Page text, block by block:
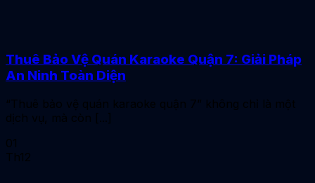
Thuê Bảo Vệ Quán Karaoke Quận 7: Giải Pháp
An Ninh Toàn Diện
“Thuê bảo vệ quán karaoke quận 7” không chỉ là một
dịch vụ, mà còn [...]
01
Th12